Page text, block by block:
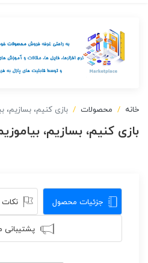
خانه محصولات بازی کنیم، بسازیم،
بازی کنیم، بسازیم،
جزئیات محصول نکات